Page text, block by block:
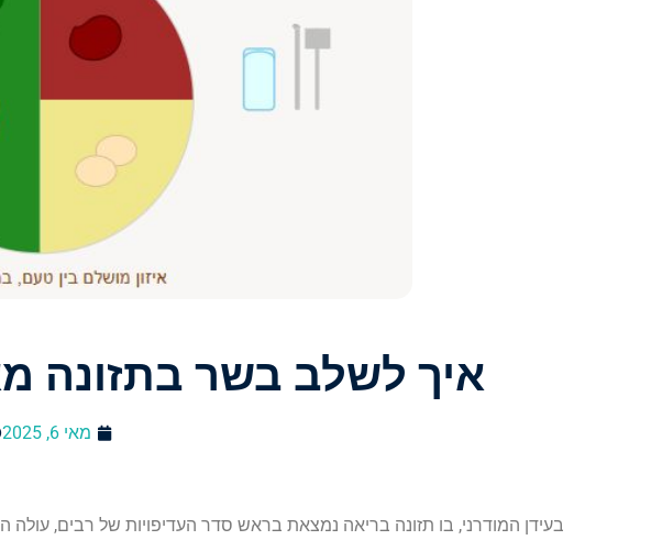
איך לשלב בשר בתזונה
מאי 6, 2025
בעידן המודרני, בו תזונה בריאה נמצאת בראש סדר העדיפויות של רבים,